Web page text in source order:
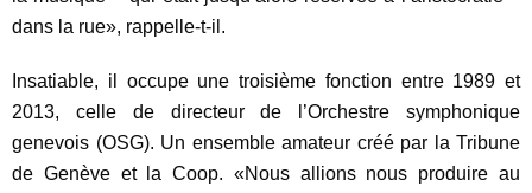
dans la rue», rappelle-t-il.
Insatiable, il occupe une troisième fonction entre 1989 et
2013, celle de directeur de l’Orchestre symphonique
genevois (OSG). Un ensemble amateur créé par la Tribune
de Genève et la Coop. «Nous allions nous produire au